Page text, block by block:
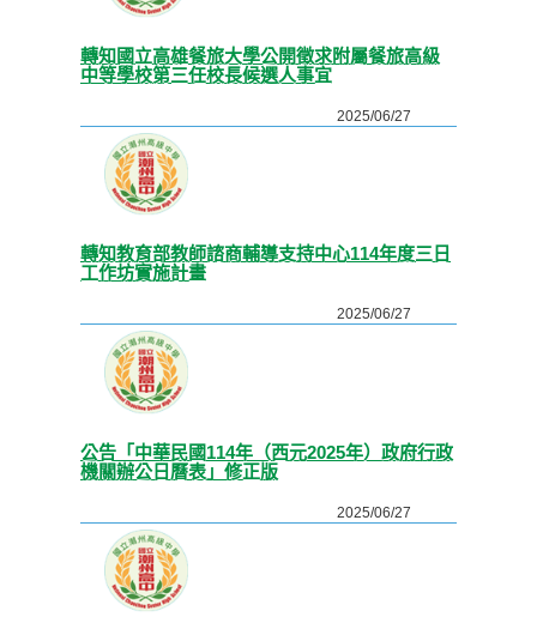
轉知國立高雄餐旅大學公開徵求附屬餐旅高級
中等學校第三任校長候選人事宜
2025/06/27
轉知教育部教師諮商輔導支持中心114年度三日
工作坊實施計畫
2025/06/27
公告「中華民國114年（西元2025年）政府行政
機關辦公日曆表」修正版
2025/06/27